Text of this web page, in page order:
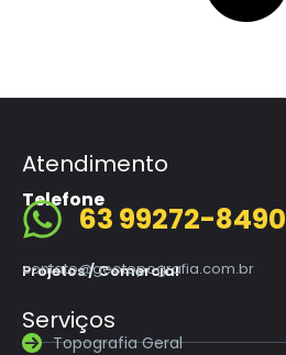
Atendimento
Telefone
63 99272-8490
Projetos / Comercial
contato@geotopografia.com.br
Serviços
Topografia Geral